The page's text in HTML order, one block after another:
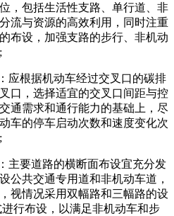
，包括生活性支路、单行道、非
流与资源的高效利用，同时注重
布设，加强支路的步行、非机动
应根据机动车经过交叉口的碳排
口，选择适宜的交叉口间距与控
通需求和通行能力的基础上，尽
车的停车启动次数和速度变化次
主要道路的横断面布设宜充分发
公共交通专用道和非机动车道，
视情况采用双幅路和三幅路的设
行布设，以满足非机动车和步